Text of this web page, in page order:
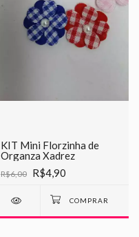
KIT Mini Florzinha de
Organza Xadrez
R$6,00 R$4,90